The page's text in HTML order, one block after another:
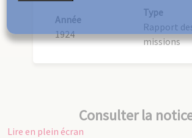
Année
1924
Type
Rapport
missions
Consulter la
Lire en plein écran